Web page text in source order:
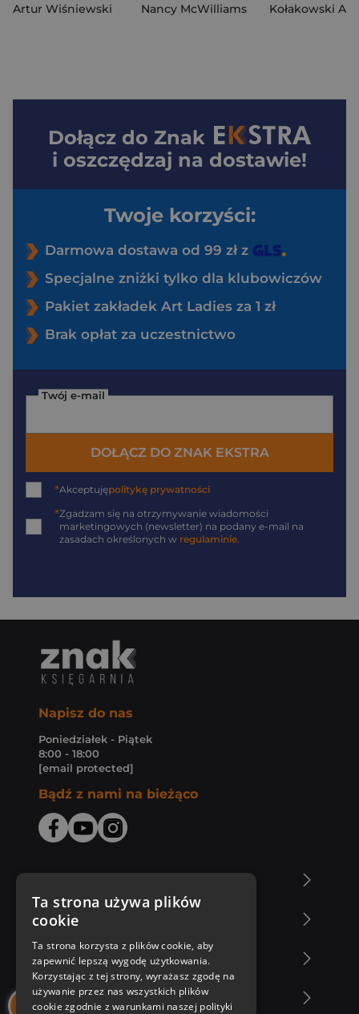
Artur Wiśniewski
Nancy McWilliams
Kołakowski
Dołącz do Znak
i oszczędzaj na dostawie!
Twoje korzyści:
Darmowa dostawa od 99 zł z
Specjalne zniżki tylko dla klubowiczów
Pakiet zakładek Art Ladies za 1 zł
Brak opłat za uczestnictwo
Twój e-mail
DOŁĄCZ DO ZNAK EKSTRA
*Akceptujępolitykę prywatności
*Zgadzam się na otrzymywanie wiadomości
marketingowych (newsletter) na podany e-mail na
zasadach określonych w regulaminie
Napisz do nas
Poniedziałek - Piątek
8:00 - 18:00
[email protected]
Bądź z nami na bieżąco
Zakupy u nas
Nasza oferta
Nasi autorzy
Ta strona używa plików
cookie
Ta strona korzysta z plików cookie, aby
zapewnić lepszą wygodę użytkowania.
Korzystając z tej strony, wyrażasz zgodę na
używanie przez nas wszystkich plików
cookie zgodnie z warunkami naszej polityki